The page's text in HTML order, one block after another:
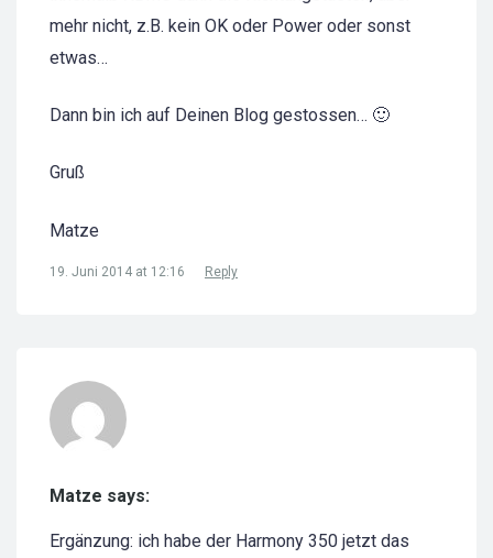
mehr nicht, z.B. kein OK oder Power oder sonst
etwas…
Dann bin ich auf Deinen Blog gestossen… 🙂
Gruß
Matze
19. Juni 2014 at 12:16 Reply
Matze says:
Ergänzung: ich habe der Harmony 350 jetzt das